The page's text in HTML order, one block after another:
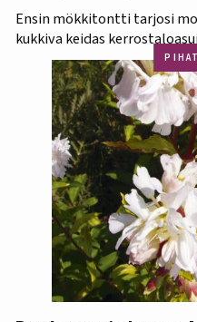
Ensin mökkitontti tarjosi
kukkiva keidas